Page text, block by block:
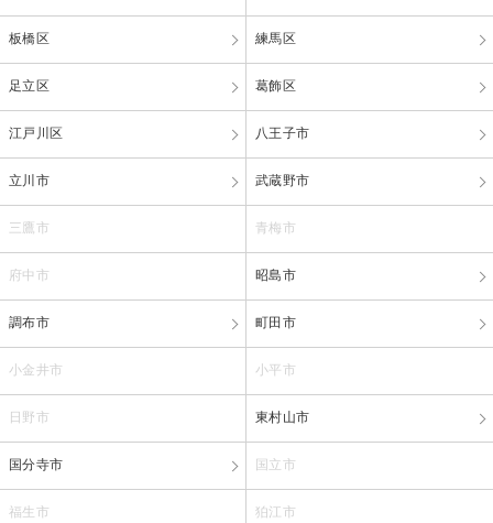
板橋区 練馬区
足立区 葛飾区
江戸川区 八王子市
立川市 武蔵野市
三鷹市 青梅市
府中市 昭島市
調布市 町田市
小金井市 小平市
日野市 東村山市
国分寺市 国立市
福生市 狛江市